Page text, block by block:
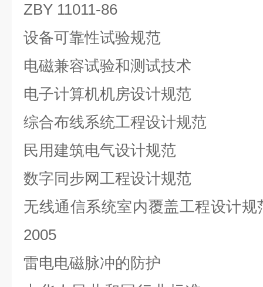
ZBY 11011-86
设备可靠性试验规范
电磁兼容试验和测试技术
电子计算机机房设计规范
综合布线系统工程设计规范
民用建筑电气设计规范
数字同步网工程设计规范
无线通信系统室内覆盖工程设计规
2005
雷电电磁脉冲的防护